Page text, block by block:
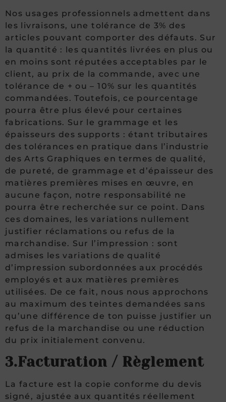
Nos usages professionnels admettent dans
les livraisons, une tolérance de 3% des
articles pouvant comporter des défauts. Sur
la quantité : les quantités livrées en plus ou
en moins sont réputées acceptables par le
client, au prix de la commande, avec une
tolérance de + ou – 10% sur les quantités
commandées. Toutefois, ce pourcentage
pourra être plus élevé pour certaines
fabrications. Sur le grammage et les
épaisseurs des supports : étant tributaires
des tolérances en pratique dans l’industrie
des Arts Graphiques en termes de qualité,
de pureté, de grammage et d’épaisseur des
matières premières mises en œuvre, en
aucune façon, notre responsabilité ne
pourra être recherchée sur ce point. Dans
ces domaines, les variations nullement
justifier réclamations ou refus de la
marchandise. Sur l’impression : sont
admises les variations de qualité
d’impression subordonnées aux procédés
employés et aux matières premières
utilisées. De ce fait, nous nous approchons
au maximum des teintes demandées sans
qu’une différence de ton puisse justifier un
refus de la marchandise ou une réduction
du prix initialement convenu.
3.Facturation / Règlement
La facture est la copie conforme du devis
signé, ajustée aux quantités réellement